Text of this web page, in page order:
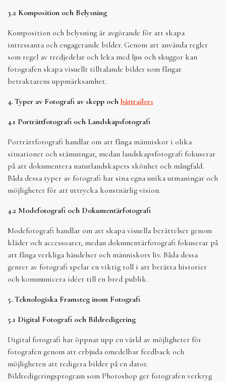
3.2 Komposition och Belysning
Komposition och belysning är avgörande för att skapa
intressanta och engagerande bilder. Genom att använda regler
som regel av tredjedelar och leka med ljus och skuggor kan
fotografen skapa visuellt tilltalande bilder som fångar
betraktarens uppmärksamhet.
4. Typer av Fotografi av skepp och båttrailers
4.1 Porträttfotografi och Landskapsfotografi
Porträttfotografi handlar om att fånga människor i olika
situationer och stämningar, medan landskapsfotografi fokuserar
på att dokumentera naturlandskapets skönhet och mångfald.
Båda dessa typer av fotografi har sina egna unika utmaningar och
möjligheter för att uttrycka konstnärlig vision.
4.2 Modefotografi och Dokumentärfotografi
Modefotografi handlar om att skapa visuella berättelser genom
kläder och accessoarer, medan dokumentärfotografi fokuserar på
att fånga verkliga händelser och människors liv. Båda dessa
genrer av fotografi spelar en viktig roll i att berätta historier
och kommunicera idéer till en bred publik.
5. Teknologiska Framsteg inom Fotografi
5.1 Digital Fotografi och Bildredigering
Digital fotografi har öppnat upp en värld av möjligheter för
fotografen genom att erbjuda omedelbar feedback och
möjligheten att redigera bilder på en dator.
Bildredigeringsprogram som Photoshop ger fotografen verktyg